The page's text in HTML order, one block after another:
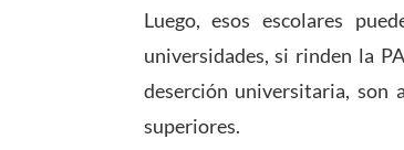
Luego, esos escolares
universidades, si rinden la
deserción universitaria, son
superiores.